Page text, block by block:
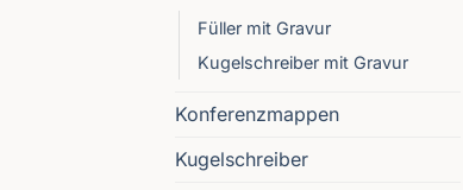
Füller mit Gravur
Kugelschreiber mit Gravur
Konferenzmappen
Kugelschreiber